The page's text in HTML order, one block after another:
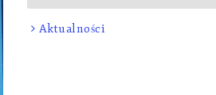
Aktualności